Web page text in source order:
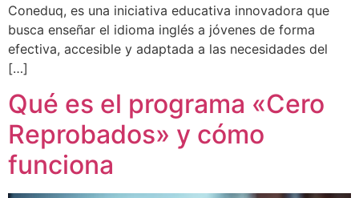
Coneduq, es una iniciativa educativa innovadora que
busca enseñar el idioma inglés a jóvenes de forma
efectiva, accesible y adaptada a las necesidades del
[…]
Qué es el programa «Cero
Reprobados» y cómo
funciona